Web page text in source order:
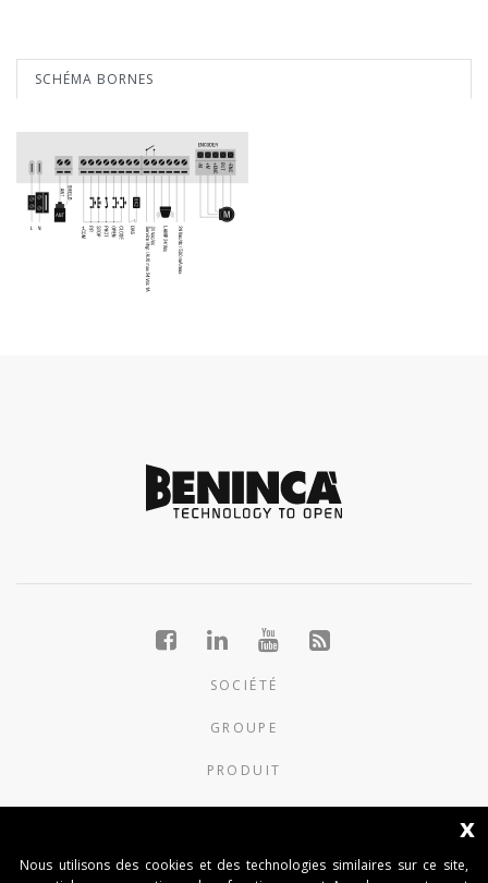
SCHÉMA BORNES
SOCIÉTÉ
GROUPE
PRODUIT
NOUVELLES
CONTACTS
x
Nous utilisons des cookies et des technologies similaires sur ce site,